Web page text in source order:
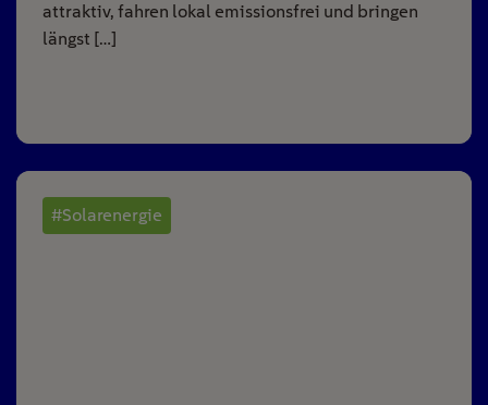
attraktiv, fahren lokal emissionsfrei und bringen
längst […]
#Solarenergie